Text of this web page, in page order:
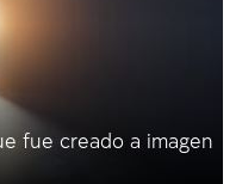
fue creado a imagen